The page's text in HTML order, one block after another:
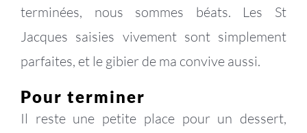
terminées, nous sommes béats. Les St
Jacques saisies vivement sont simplement
parfaites, et le gibier de ma convive aussi.
Pour terminer
Il reste une petite place pour un dessert,